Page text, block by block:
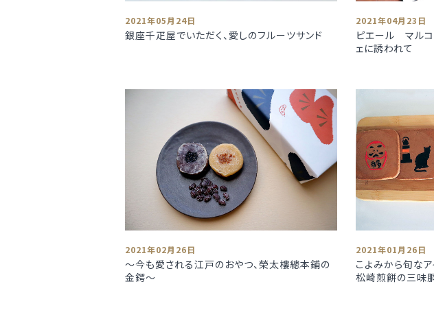
2021年05月24日
銀座千疋屋でいただく、愛しのフルーツサンド
2021年04月23日
ピエール マルコ
ェに誘われて
2021年02月26日
～今も愛される江戸のおやつ、榮太樓總本鋪の
金鍔～
2021年01月26日
こよみから旬な
松崎煎餅の三味